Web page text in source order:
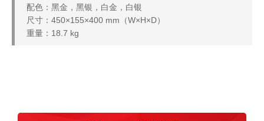
配色：黑金，黑银，白金，白银
尺寸：450×155×400 mm（W×H×D）
重量：18.7 kg